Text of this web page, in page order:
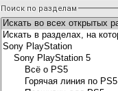
Поиск по разделам